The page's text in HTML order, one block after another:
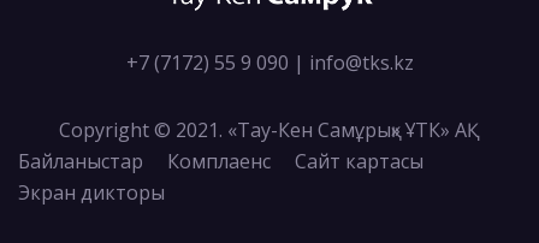
+7 (7172) 55 9 090 | info@tks.kz
Copyright © 2021. «Тау-Кен Самұрық» ҰТК» АҚ
Байланыстар
Комплаенс
Сайт картасы
Экран дикторы